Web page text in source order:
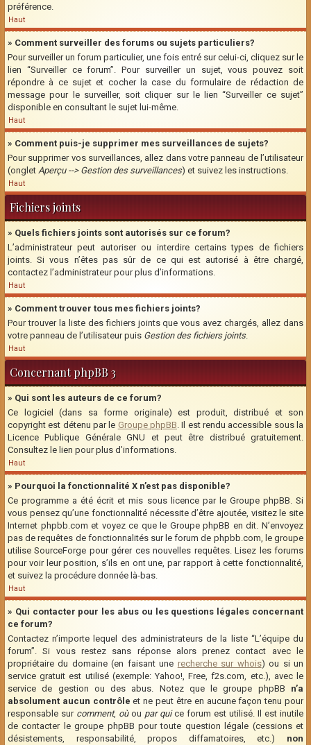
préférence.
Haut
» Comment surveiller des forums ou sujets particuliers?
Pour surveiller un forum particulier, une fois entré sur celui-ci, cliquez sur le
lien “Surveiller ce forum”. Pour surveiller un sujet, vous pouvez soit
répondre à ce sujet et cocher la case du formulaire de rédaction de
message pour le surveiller, soit cliquer sur le lien “Surveiller ce sujet”
disponible en consultant le sujet lui-même.
Haut
» Comment puis-je supprimer mes surveillances de sujets?
Pour supprimer vos surveillances, allez dans votre panneau de l’utilisateur
(onglet Aperçu --> Gestion des surveillances) et suivez les instructions.
Haut
Fichiers joints
» Quels fichiers joints sont autorisés sur ce forum?
L’administrateur peut autoriser ou interdire certains types de fichiers
joints. Si vous n’êtes pas sûr de ce qui est autorisé à être chargé,
contactez l’administrateur pour plus d’informations.
Haut
» Comment trouver tous mes fichiers joints?
Pour trouver la liste des fichiers joints que vous avez chargés, allez dans
votre panneau de l’utilisateur puis Gestion des fichiers joints.
Haut
Concernant phpBB 3
» Qui sont les auteurs de ce forum?
Ce logiciel (dans sa forme originale) est produit, distribué et son
copyright est détenu par le Groupe phpBB. Il est rendu accessible sous la
Licence Publique Générale GNU et peut être distribué gratuitement.
Consultez le lien pour plus d’informations.
Haut
» Pourquoi la fonctionnalité X n’est pas disponible?
Ce programme a été écrit et mis sous licence par le Groupe phpBB. Si
vous pensez qu’une fonctionnalité nécessite d’être ajoutée, visitez le site
Internet phpbb.com et voyez ce que le Groupe phpBB en dit. N’envoyez
pas de requêtes de fonctionnalités sur le forum de phpbb.com, le groupe
utilise SourceForge pour gérer ces nouvelles requêtes. Lisez les forums
pour voir leur position, s’ils en ont une, par rapport à cette fonctionnalité,
et suivez la procédure donnée là-bas.
Haut
» Qui contacter pour les abus ou les questions légales concernant
ce forum?
Contactez n’importe lequel des administrateurs de la liste “L’équipe du
forum”. Si vous restez sans réponse alors prenez contact avec le
propriétaire du domaine (en faisant une recherche sur whois) ou si un
service gratuit est utilisé (exemple: Yahoo!, Free, f2s.com, etc.), avec le
service de gestion ou des abus. Notez que le groupe phpBB n’a
absolument aucun contrôle et ne peut être en aucune façon tenu pour
responsable sur comment, oùou par quice forum est utilisé. Il est inutile
de contacter le groupe phpBB pour toute question légale (cessions et
désistements, responsabilité, propos diffamatoires, etc.) non